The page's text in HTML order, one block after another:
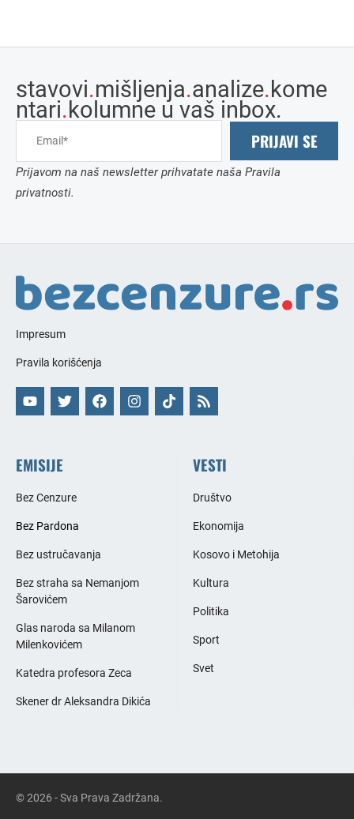
stavovi.mišljenja.analize.kome
ntari.kolumne u vaš inbox.
PRIJAVI SE
Prijavom na naš newsletter prihvatate naša Pravila
privatnosti.
Impresum
Pravila korišćenja
EMISIJE
Bez Cenzure
Bez Pardona
Bez ustručavanja
Bez straha sa Nemanjom
Šarovićem
Glas naroda sa Milanom
Milenkovićem
Katedra profesora Zeca
Skener dr Aleksandra Dikića
VESTI
Društvo
Ekonomija
Kosovo i Metohija
Kultura
Politika
Sport
Svet
© 2026 - Sva Prava Zadržana.